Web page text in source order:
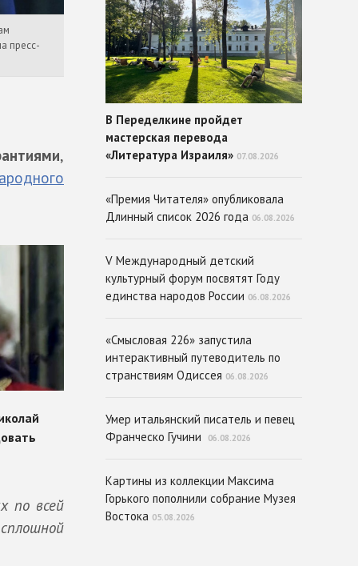
пресс-
,
по всей
В Переделкине пройдет
мастерская перевода
«Литература Израиля» 07.08.2026
«Премия Читателя» опубликовала
Длинный список 2026 года 06.08.2026
V Международный детский
культурный форум посвятят Году
единства народов России 06.08.2026
«Смысловая 226» запустила
интерактивный путеводитель по
странствиям Одиссея 06.08.2026
Умер итальянский писатель и певец
Франческо Гучини
06.08.2026
Картины из коллекции Максима
Горького пополнили собрание Музея
Востока 05.08.2026